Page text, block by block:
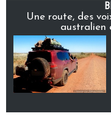
Une route, des
australien